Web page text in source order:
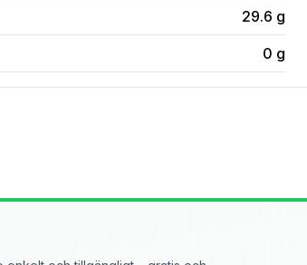
29.6 g
0 g